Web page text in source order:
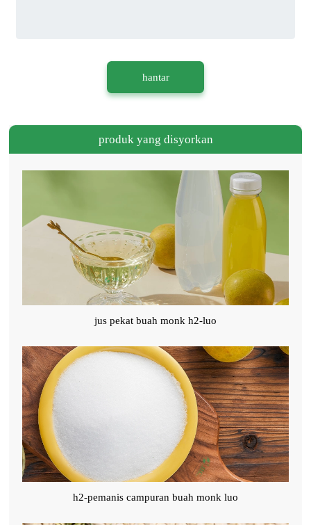
hantar
produk yang disyorkan
jus pekat buah monk h2-luo
h2-pemanis campuran buah monk luo